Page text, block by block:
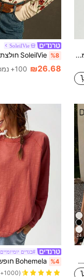
Bohemela נשים מזדמנים צבע אחיד לסרוג צוואר אסימטרי חולצת טריקו שרוול קצר
SoleilVie
%8
₪26.68 100+ נמכר
24
DAZY גופיית קמיסול נשית לקיץ עם צוואון מרובע, גזרה צמודה, בד סרוג בקוים, הדפס נמר, סגנון רחוב קז'ואל
#בגדים יומיומיים
%4
(1000+)